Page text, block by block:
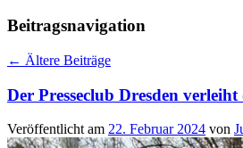
Beitragsnavigation
← Ältere Beiträge
Der Presseclub Dresden
Veröffentlicht am 22. Februar 2024 von